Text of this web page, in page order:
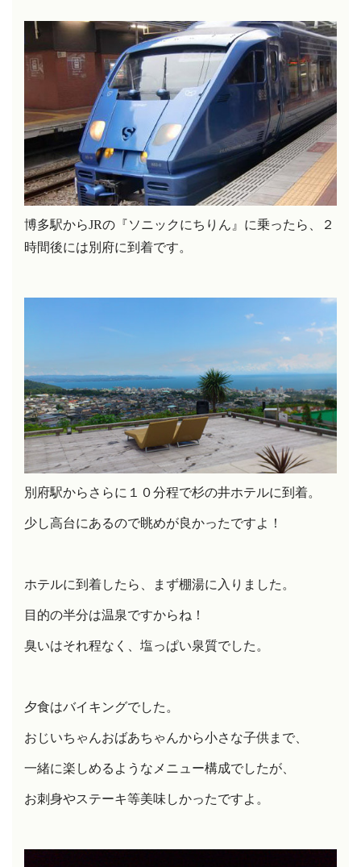
博多駅からJRの『ソニックにちりん』に乗ったら、２
時間後には別府に到着です。
別府駅からさらに１０分程で杉の井ホテルに到着。
少し高台にあるので眺めが良かったですよ！
ホテルに到着したら、まず棚湯に入りました。
目的の半分は温泉ですからね！
臭いはそれ程なく、塩っぱい泉質でした。
夕食はバイキングでした。
おじいちゃんおばあちゃんから小さな子供まで、
一緒に楽しめるようなメニュー構成でしたが、
お刺身やステーキ等美味しかったですよ。